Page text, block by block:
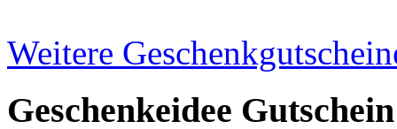
Weitere
Geschenkeidee Gutschein